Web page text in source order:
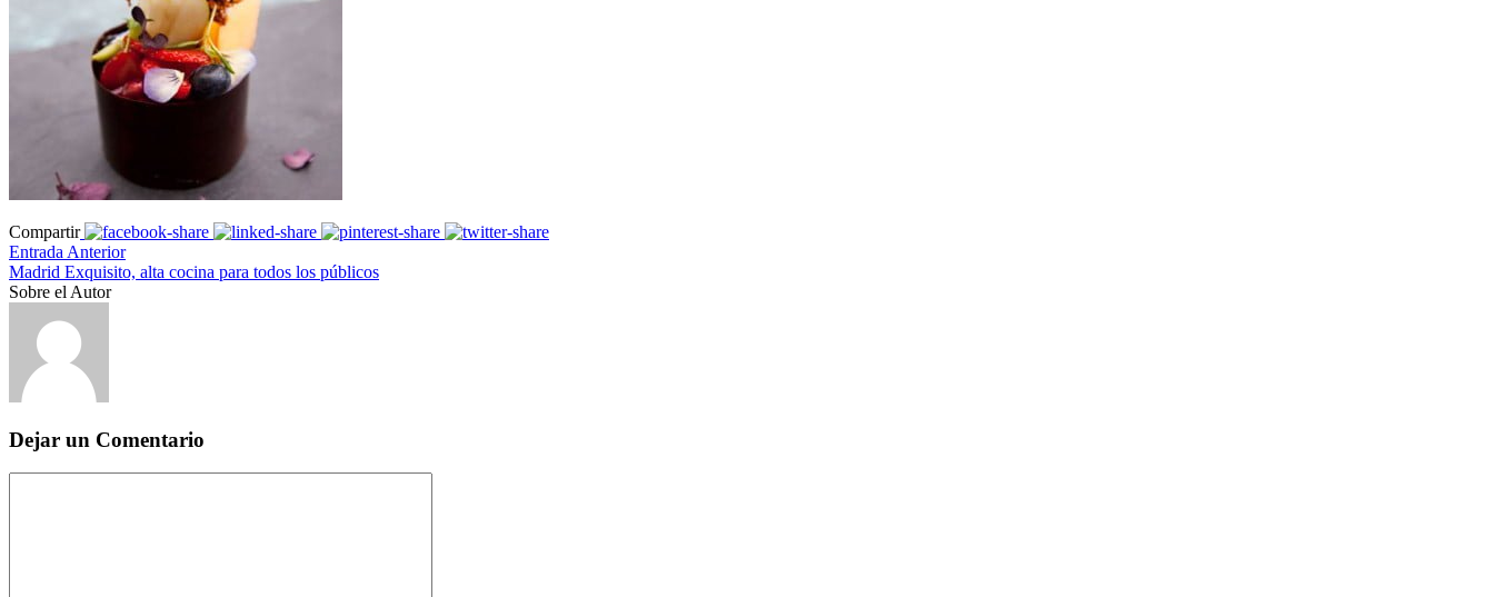
Compartir
Entrada Anterior
Madrid Exquisito, alta cocina para todos los públicos
Sobre el Autor
Dejar un Comentario